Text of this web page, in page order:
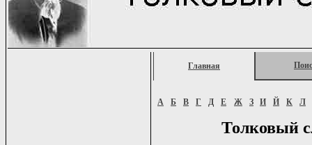
Главная
А Б В Г Д Е Ж З И Й К Л
Толковый